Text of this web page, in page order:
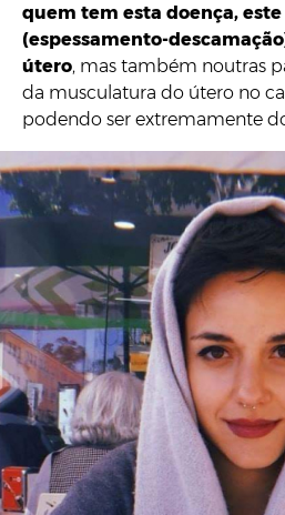
quem tem esta doença, este
(espessamento-
útero, mas também noutras
da musculatura do útero no
podendo ser extremamente